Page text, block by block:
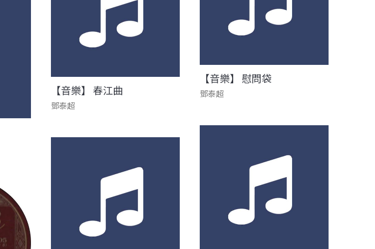
【音樂】 慰問袋
鄧泰超
【音樂】 春江曲
鄧泰超